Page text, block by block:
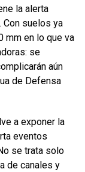
la alerta
Con suelos ya
mm en lo que va
se
aún
de Defensa
a exponer la
eventos
se trata solo
de canales y